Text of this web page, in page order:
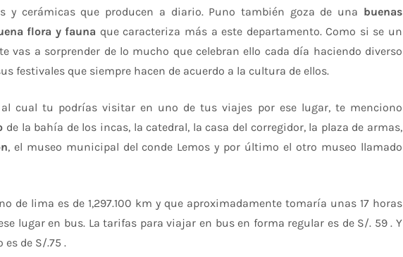
y cerámicas que producen a diario. Puno también goza de una buenas
flora y fauna que caracteriza más a este departamento. Como si se un
vas a sorprender de lo mucho que celebran ello cada día haciendo diverso
festivales que siempre hacen de acuerdo a la cultura de ellos.
cual tu podrías visitar en uno de tus viajes por ese lugar, te menciono
de la bahía de los incas, la catedral, la casa del corregidor, la plaza de armas,
, el museo municipal del conde Lemos y por último el otro museo llamado
de lima es de 1,297.100 km y que aproximadamente tomaría unas 17 horas
lugar en bus. La tarifas para viajar en bus en forma regular es de S/. 59 . Y
es de S/.75 .